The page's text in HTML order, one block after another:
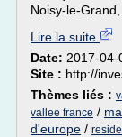
Noisy-le-
Lire la suite
Date: 2017-04-
Site : http://
Thèmes liés :
vallee france /
d'europe /